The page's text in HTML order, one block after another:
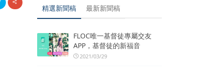
精選新聞稿 最新新聞稿
FLOC唯一基督徒專屬交友
APP，基督徒的新福音
2021/03/29